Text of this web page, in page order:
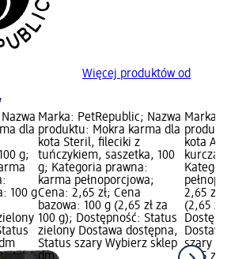
Więcej produktów od
dla
g;
100 g
Marka: PetRepublic; Nazwa
produktu: Mokra karma dla
kota Steril, fileciki z
tuńczykiem, saszetka, 100
g; Kategoria prawna:
karma pełnoporcjowa;
Cena: 2,65 zł; Cena
bazowa: 100 g (2,65 zł za
100 g); Dostępność: Status
zielony Dostawa dostępna,
Status szary Wybierz sklep
dm
Marka:
kota
2,65 zł;
(2,65 zł
szary
2,65 zł